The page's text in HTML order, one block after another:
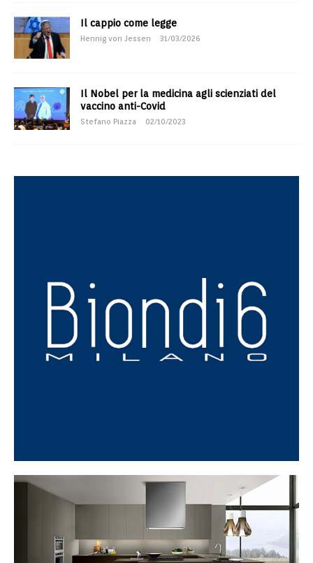
Il cappio come legge
Hennig von Jessen 31/03/2026
Il Nobel per la medicina agli scienziati del
vaccino anti-Covid
Stefano Piazza 02/10/2023